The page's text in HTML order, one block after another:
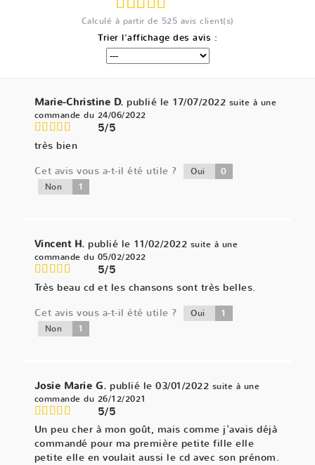
Calculé à partir de 525 avis client(s)
Trier l'affichage des avis :
Marie-Christine D.publié le 17/07/2022 suite à une
commande du 24/06/2022
5/5
très bien
Cet avis vous a-t-il été utile ?
Oui 0
Non 1
Vincent H.publié le 11/02/2022 suite à une
commande du 05/02/2022
5/5
Très beau cd et les chansons sont très belles.
Cet avis vous a-t-il été utile ?
Oui 1
Non 1
Josie Marie G.publié le 03/01/2022 suite à une
commande du 26/12/2021
5/5
Un peu cher à mon goût, mais comme j'avais déjà
commandé pour ma première petite fille elle
petite elle en voulait aussi le cd avec son prénom.